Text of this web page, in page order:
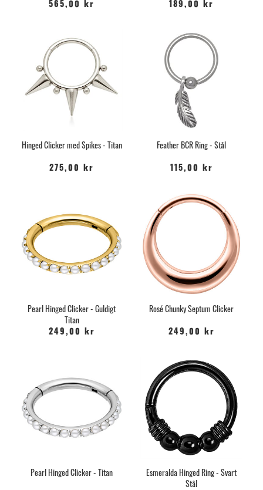
565,00 kr 189,00 kr
Hinged Clicker med Spikes - Titan
275,00 kr
Feather BCR Ring - Stål
115,00 kr
Pearl Hinged Clicker - Guldigt
Titan
249,00 kr
Rosé Chunky Septum Clicker
249,00 kr
Pearl Hinged Clicker - Titan
Esmeralda Hinged Ring - Svart
Stål